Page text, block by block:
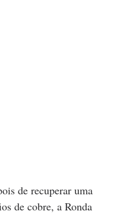
de recuperar uma
de cobre, a Ronda